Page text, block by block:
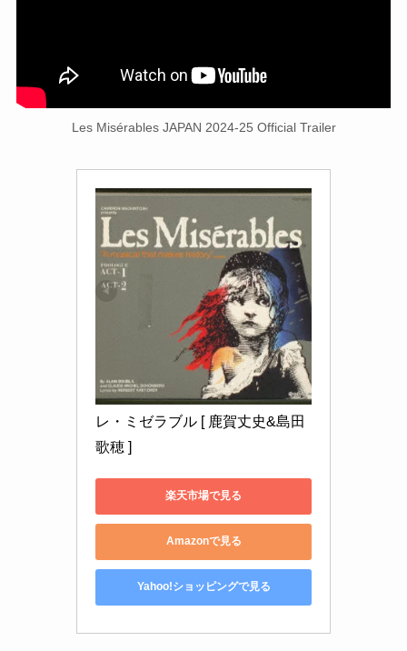
Les Misérables JAPAN 2024-25 Official Trailer
レ・ミゼラブル [ 鹿賀丈史&島田
歌穂 ]
楽天市場で見る
Amazonで見る
Yahoo!ショッピングで見る